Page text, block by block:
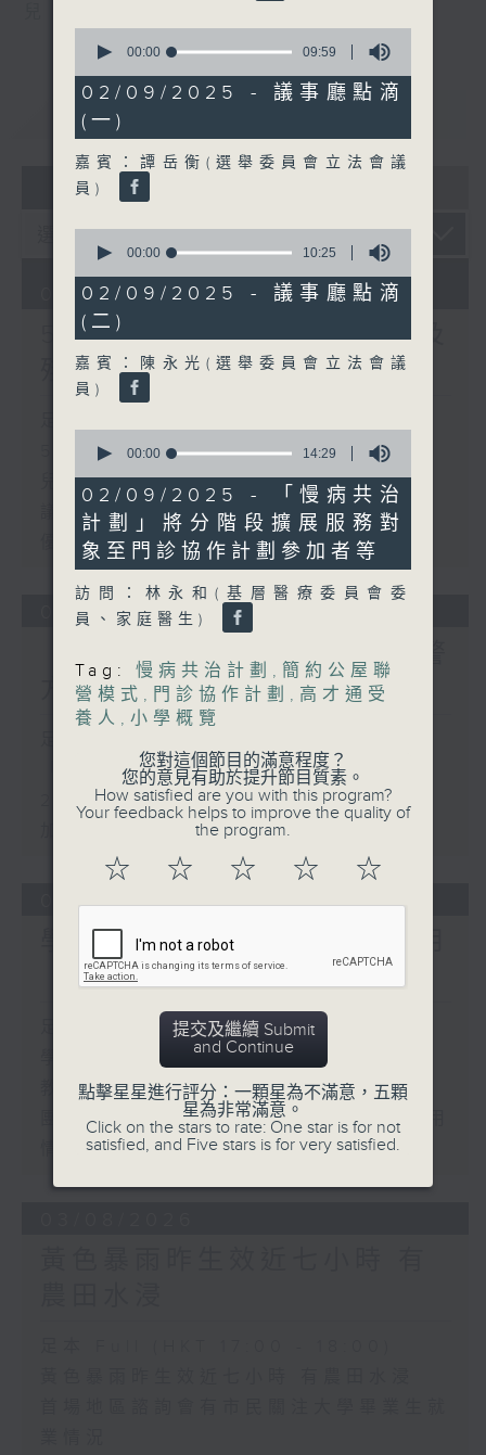
重溫
07 - 08
06/08/2026
5歲男童被虐致死 母親誤殺及
殘酷對待兒童罪成判囚22年
5歲男童被虐致死 母親誤殺及殘酷對待
兒童罪成判囚22年
議員關注教科書價格升幅對基層影響 提
優化學校書簿津貼計劃等建議
05/08/2026
「Fun Coffee」投資騙案 警
方接獲225宗報案
「Fun Coffee」投資騙案 警方接獲
225宗報案
加強規管放債人首階段措施8月起生效
04/08/2026
學界探討以聯校協作模式運用
「智啟學教」撥款
足本 Full (HKT 17:00 - 18:00)
學界探討以聯校協作模式運用「智啟學
教」撥款
團體關注觸覺引路帶和警示帶物料與應用
seconds
9
minutes,
59
seconds
00:00 09:59
02/09/2025 - 議事廳點滴
(一)
嘉賓：譚岳衡(選舉委員會立法會議
員)
seconds
10
minutes,
25
seconds
00:00 10:25
02/09/2025 - 議事廳點滴
(二)
嘉賓：陳永光(選舉委員會立法會議
員)
seconds
14
minutes,
29
seconds
00:00 14:29
02/09/2025 - 「慢病共治
計劃」將分階段擴展服務對
象至門診協作計劃參加者等
訪問：林永和(基層醫療委員會委
員、家庭醫生)
Tag: 慢病共治計劃 , 簡約公屋聯
營模式 , 門診協作計劃 , 高才通受
養人 , 小學概覽
您對這個節目的滿意程度？
您的意見有助於提升節目質素。
How satisfied are you with this program?
Your feedback helps to improve the quality of
the program.
☆ ☆ ☆ ☆ ☆
提交及繼續 Submit
and Continue
點擊星星進行評分：一顆星為不滿意，五顆
星為非常滿意。
Click on the stars to rate: One star is for not
satisfied, and Five stars is for very satisfied.